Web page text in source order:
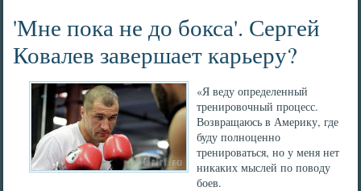
'Мне пока не до бокса'. Сергей
Ковалев завершает карьеру?
«Я веду определенный
тренировочный процесс.
Возвращаюсь в Америку, где
буду полноценно
тренироваться, но у меня нет
никаких мыслей по поводу
боев.